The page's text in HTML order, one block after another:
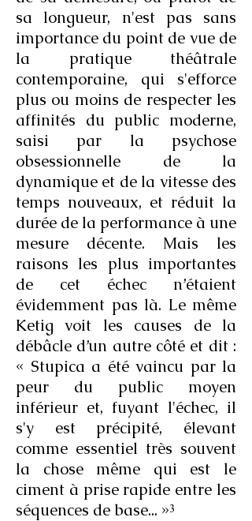
sa longueur, n'est pas sans
importance du point de vue de
la pratique théâtrale
contemporaine, qui s'efforce
plus ou moins de respecter les
affinités du public moderne,
saisi par la psychose
obsessionnelle de la
dynamique et de la vitesse des
temps nouveaux, et réduit la
durée de la performance à une
mesure décente. Mais les
raisons les plus importantes
de cet échec n’étaient
évidemment pas là. Le même
Ketig voit les causes de la
débâcle d’un autre côté et dit :
« Stupica a été vaincu par la
peur du public moyen
inférieur et, fuyant l'échec, il
s'y est précipité, élevant
comme essentiel très souvent
la chose même qui est le
ciment à prise rapide entre les
séquences de base... »³